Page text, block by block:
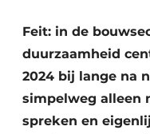
Feit: in de
duurzaamheid
2024 bij lange na
simpelweg alleen
spreken en